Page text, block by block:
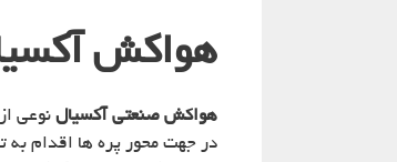
هواکش
هواکش صنعتی آکسیال نوعی
در جهت محور پره ها اقدام به